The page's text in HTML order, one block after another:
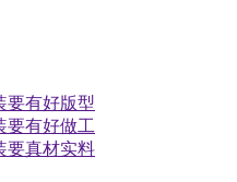
要有好版型
要有好做工
要真材实料